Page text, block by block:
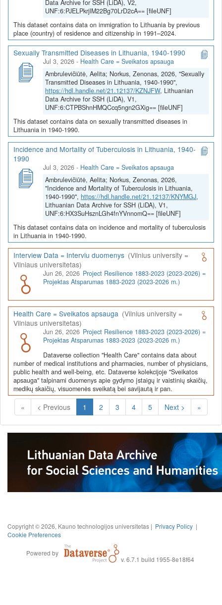
Data Archive for SSH (LiDA), V2,
UNF:6:PJELPkrjlM22Bg70LrD2cA== [fileUNF]
This dataset contains data on immigration to Lithuania by previous
place (country) of residence and citizenship in 1991–2024.
Sexually Transmitted Diseases in Lithuania, 1940-1990
Jul 3, 2026 - Health Care = Sveikatos apsauga
Ambrulevičiūtė, Aelita; Norkus, Zenonas, 2026, "Sexually
Transmitted Diseases in Lithuania, 1940-1990",
https://hdl.handle.net/21.12137/KZNJFW, Lithuanian
Data Archive for SSH (LiDA), V1,
UNF:6:CTPBShnHMQCcq5ngn2GXig== [fileUNF]
This dataset contains data on sexually transmitted diseases in
Lithuania in 1940-1990.
Incidence and Mortality of Tuberculosis in Lithuania, 1940-
1990
Jul 3, 2026 - Health Care = Sveikatos apsauga
Ambrulevičiūtė, Aelita; Norkus, Zenonas, 2026,
"Incidence and Mortality of Tuberculosis in Lithuania,
1940-1990", https://hdl.handle.net/21.12137/KNYMGJ,
Lithuanian Data Archive for SSH (LiDA), V1,
UNF:6:HX3SuHsznLGh4fnYVnnomQ== [fileUNF]
This dataset contains data on incidence and mortality of tuberculosis
in Lithuania in 1940-1990.
Interview Data = Interviu duomenys (Vilnius university =
Vilniaus universitetas)
Jun 26, 2026 Project Resilience 1883-2023 (2023-2026) =
Projektas Atsparumas 1883-2023 (2023-2026 m.)
Health Care = Sveikatos apsauga (Vilnius university =
Vilniaus universitetas)
Jun 26, 2026 Project Resilience 1883-2023 (2023-2026) =
Projektas Atsparumas 1883-2023 (2023-2026 m.)
Dataverse collection "Health Care" contains data about
number of medical institutions and pharmacies, number of physicians,
public health and well-being, etc. Dataverse kolekcijoje "Sveikatos
apsauga" talpinami duomenys apie gydymo įstaigų ir vaistinių skaičių,
medikų skaičių, visuomenės sveikatą bei savijautą ir pan.
« < Previous 1 (Current)
2 3 4 5 Next > »
Copyright © 2026, Kauno technologijos universitetas | Privacy Policy |
Cookie Preferences
Powered by
v. 6.7.1 build 1955-8e18f64